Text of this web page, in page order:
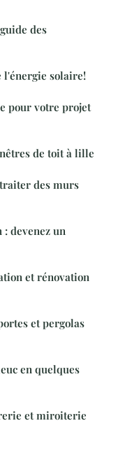
des
l'énergie solaire!
pour votre projet
de toit à lille
des murs
devenez un
et rénovation
et pergolas
en quelques
et miroiterie